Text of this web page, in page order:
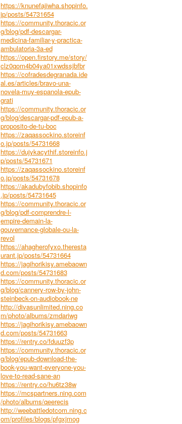
https://knunefajiwha.shopinfo.
jp/posts/54731654
https://community.thoracic.or
g/blog/pdf-descargar-
medicina-familiar-y-practica-
ambulatoria-3a-ed
https://open.firstory.me/story/
clz0qom4b04ya01xwdssjbfbr
https://cofradesdegranada.ide
al.es/articles/bravo-una-
novela-muy-espanola-epub-
grati
https://community.thoracic.or
g/blog/descargar-pdf-epub-a-
proposito-de-tu-boc
https://zaqassockino.storeinf
o.jp/posts/54731668
https://dujykacythif.storeinfo.j
p/posts/54731671
https://zaqassockino.storeinf
o.jp/posts/54731678
https://akadubyfobib.shopinfo
.jp/posts/54731645
https://community.thoracic.or
g/blog/pdf-comprendre-l-
empire-demain-la-
gouvernance-globale-ou-la-
revol
https://ahagherofyxo.theresta
urant.jp/posts/54731664
https://jagihorikisy.amebaown
d.com/posts/54731683
https://community.thoracic.or
g/blog/cannery-row-by-john-
steinbeck-on-audiobook-ne
http://divasunlimited.ning.co
m/photo/albums/zmdariwg
https://jagihorikisy.amebaown
d.com/posts/54731663
https://rentry.co/fduuzf3p
https://community.thoracic.or
g/blog/epub-download-the-
book-you-want-everyone-you-
love-to-read-sane-an
https://rentry.co/hu6tz38w
https://mcspartners.ning.com
/photo/albums/qeerecis
http://weebattledotcom.ning.c
om/profiles/blogs/pfgxjmog